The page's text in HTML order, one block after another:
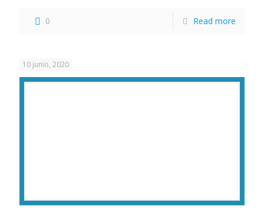
0 Read more
10 junio, 2020